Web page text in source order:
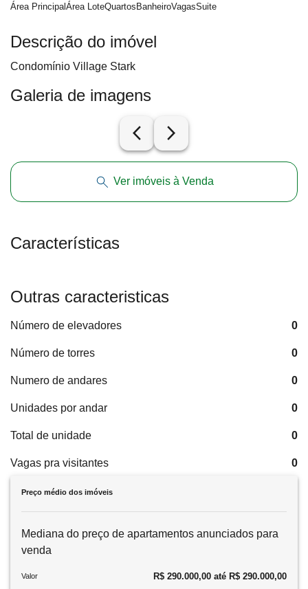
Área PrincipalÁrea LoteQuartosBanheiroVagasSuite
Descrição do imóvel
Condomínio Village Stark
Galeria de imagens
arrow_back_ios_new arrow_forward_ios
Ver imóveis à Venda
Características
Outras caracteristicas
Número de elevadores 0
Número de torres 0
Numero de andares 0
Unidades por andar 0
Total de unidade 0
Vagas pra visitantes 0
Preço médio dos imóveis
Mediana do preço de apartamentos anunciados para
venda
Valor R$ 290.000,00 até R$ 290.000,00